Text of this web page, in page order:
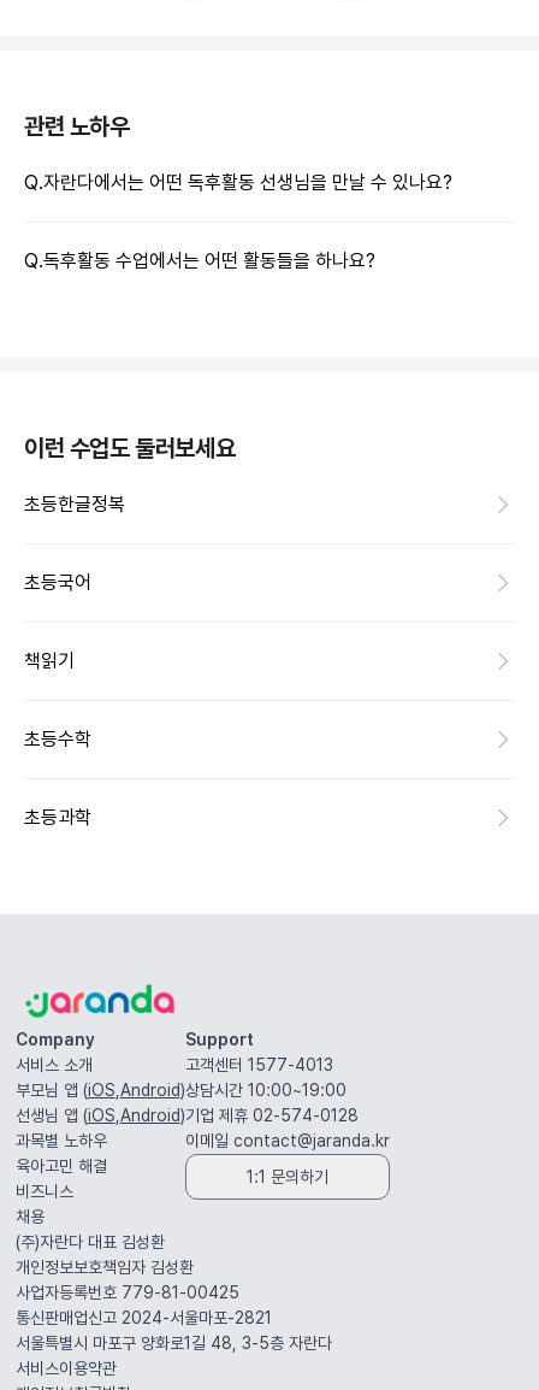
관련 노하우
Q.자란다에서는 어떤 독후활동 선생님을 만날 수 있나요?
Q.독후활동 수업에서는 어떤 활동들을 하나요?
이런 수업도 둘러보세요
초등한글정복
초등국어
책읽기
초등수학
초등과학
Company
서비스 소개
부모님 앱 (iOS,Android)
선생님 앱 (iOS,Android)
과목별 노하우
육아고민 해결
비즈니스
채용
Support
고객센터 1577-4013
상담시간 10:00~19:00
기업 제휴 02-574-0128
이메일 contact@jaranda.kr
1:1 문의하기
(주)자란다 대표 김성환
개인정보보호책임자 김성환
사업자등록번호 779-81-00425
통신판매업신고 2024-서울마포-2821
서울특별시 마포구 양화로1길 48, 3-5층자란다
서비스이용약관